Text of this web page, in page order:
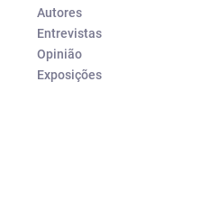
Autores
Entrevistas
Opinião
Exposições